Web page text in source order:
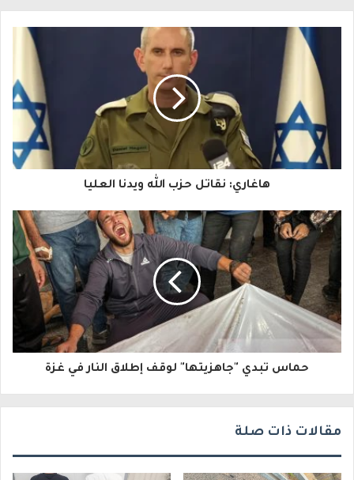
ك
ا
ك
ت
ر
ن
هاغاري: نقاتل حزب الله ويدنا العليا
حماس تبدي "جاهزيتها" لوقف إطلاق النار في غزة
مقالات ذات صلة